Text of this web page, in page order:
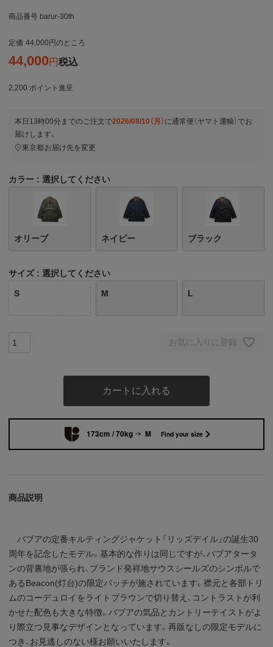
商品番号 barur-30th
定価 44,000 のところ
44,000 税込
2,200 ポイント進呈
本日 13時00分 までのご注文で2026/08/10（月） に通常便（ヤマト運輸） でお
届けします。
東京都お届け先を変更
カラー 選択してください
オリーブ ネイビー ブラック
サイズ 選択してください
S M L
お気に入りに登録
カートに入れる
173cm / 70kg M Find your size
商品説明
バブアの定番キルティングジャケット「リッズデイル」の誕生30
周年を記念したモデル。基本的な作りは同じですが、バブアタータ
ンの背裏地が張られ、ブランド発祥地サウスシールズのシンボルで
あるBeacon(灯台)の限定パッチが施されています。襟元と各部トリ
ムのコーデュロイをライトブラウンで切り替え、コントラストが利
かせた配色も大きな特徴。バブアの気品とカントリーテイストがよ
り際立つ見事なデザインとなっています。再販なしの限定モデルに
つき、お見逃しのない様お願いいたします。